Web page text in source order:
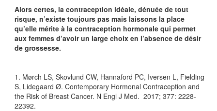
Alors certes, la contraception idéale, dénuée de tout
risque, n’existe toujours pas mais laissons la place
qu’elle mérite à la contraception hormonale qui permet
aux femmes d’avoir un large choix en l’absence de désir
de grossesse.
1. Mørch LS, Skovlund CW, Hannaford PC, Iversen L, Fielding
S, Lidegaard Ø. Contemporary Hormonal Contraception and
the Risk of Breast Cancer. N Engl J Med. 2017; 377: 2228-
22392.